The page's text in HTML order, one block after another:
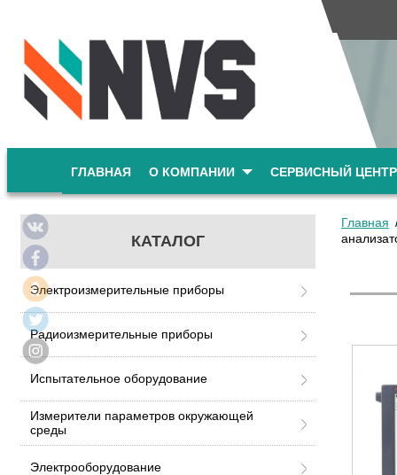
ГЛАВНАЯ О КОМПАНИИ СЕРВИСНЫЙ ЦЕНТР
КАТАЛОГ
Электроизмерительные приборы
Радиоизмерительные приборы
Испытательное оборудование
Измерители параметров окружающей
среды
Электрооборудование
Главная